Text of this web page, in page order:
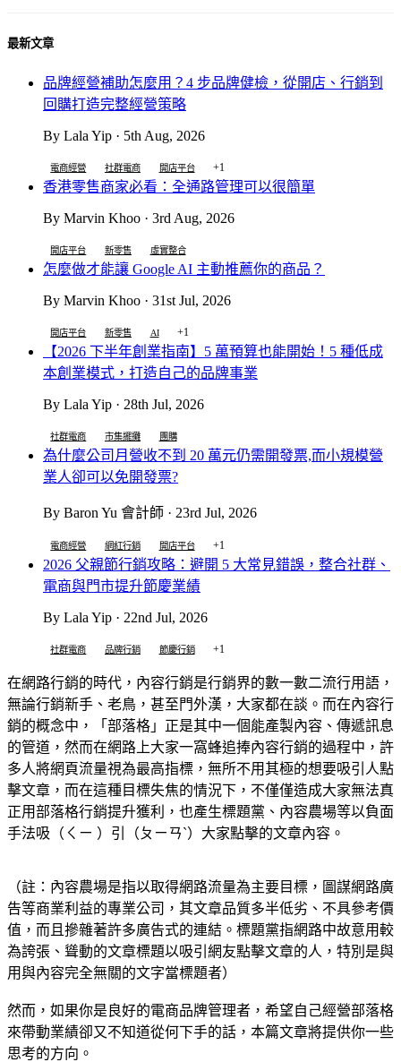
最新文章
品牌經營補助怎麼用？4 步品牌健檢，從開店、行銷到
回購打造完整經營策略
By Lala Yip · 5th Aug, 2026
電商經營 社群電商 開店平台 +1
香港零售商家必看：全通路管理可以很簡單
By Marvin Khoo · 3rd Aug, 2026
開店平台 新零售 虛實整合
怎麼做才能讓 Google AI 主動推薦你的商品？
By Marvin Khoo · 31st Jul, 2026
開店平台 新零售 AI +1
【2026 下半年創業指南】5 萬預算也能開始！5 種低成
本創業模式，打造自己的品牌事業
By Lala Yip · 28th Jul, 2026
社群電商 市集擺攤 團購
為什麼公司月營收不到 20 萬元仍需開發票,而小規模營
業人卻可以免開發票?
By Baron Yu 會計師 · 23rd Jul, 2026
電商經營 網紅行銷 開店平台 +1
2026 父親節行銷攻略：避開 5 大常見錯誤，整合社群、
電商與門市提升節慶業績
By Lala Yip · 22nd Jul, 2026
社群電商 品牌行銷 節慶行銷 +1
在網路行銷的時代，內容行銷是行銷界的數一數二流行用語，
無論行銷新手、老鳥，甚至門外漢，大家都在談。而在內容行
銷的概念中，「部落格」正是其中一個能產製內容、傳遞訊息
的管道，然而在網路上大家一窩蜂追捧內容行銷的過程中，許
多人將網頁流量視為最高指標，無所不用其極的想要吸引人點
擊文章，而在這種目標失焦的情況下，不僅僅造成大家無法真
正用部落格行銷提升獲利，也產生標題黨、內容農場等以負面
手法吸（ㄑㄧ ）引（ㄆㄧㄢˋ）大家點擊的文章內容。
（註：內容農場是指以取得網路流量為主要目標，圖謀網路廣
告等商業利益的專業公司，其文章品質多半低劣、不具參考價
值，而且摻雜著許多廣告式的連結。標題黨指網路中故意用較
為誇張、聳動的文章標題以吸引網友點擊文章的人，特別是與
用與內容完全無關的文字當標題者）
然而，如果你是良好的電商品牌管理者，希望自己經營部落格
來帶動業績卻又不知道從何下手的話，本篇文章將提供你一些
思考的方向。